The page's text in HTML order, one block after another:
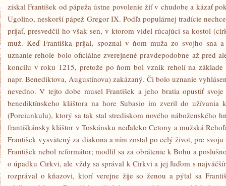
získal František od pápeža ústne povolenie žiť v chudobe a kázať
Ugolino, neskorší pápež Gregor IX. Podľa populárnej tradície
prijať, presvedčil ho však sen, v ktorom videl rúcajúci sa kostol
muž. Keď Františka prijal, spoznal v ňom muža zo svojho sna
uznanie rehole bolo oficiálne zverejnené pravdepodobne až pred
koncilu v roku 1215, pretože po ňom bol vznik reholí na základe
napr. Benediktova, Augustínova) zakázaný. Či bolo uznanie
nevedno. V tejto dobe musel František a jeho bratia opustiť
benediktínskeho kláštora na hore Subasio im zveril do užívania
(Porciunkulu), ktorý sa tak stal strediskom nového náboženského
františkánsky kláštor v Toskánsku neďaleko Cetony a mužská
František vysvätený za diakona a ním zostal po celý život, pre
František nebol reformátor; modlil sa za obrátenie k Bohu a
o úpadku Cirkvi, ale vždy sa správal k Cirkvi a jej ľuďom s
rozprával o kňazovi, ktorí verejne žije so ženou a pýtal sa